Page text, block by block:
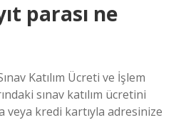
parası ne
Katılım Ücreti ve İşlem
sınav katılım ücretini
veya kredi kartıyla adresinize